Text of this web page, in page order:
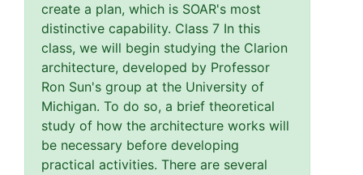
create a plan, which is SOAR's most
distinctive capability. Class 7 In this
class, we will begin studying the Clarion
architecture, developed by Professor
Ron Sun's group at the University of
Michigan. To do so, a brief theoretical
study of how the architecture works will
be necessary before developing
practical activities. There are several